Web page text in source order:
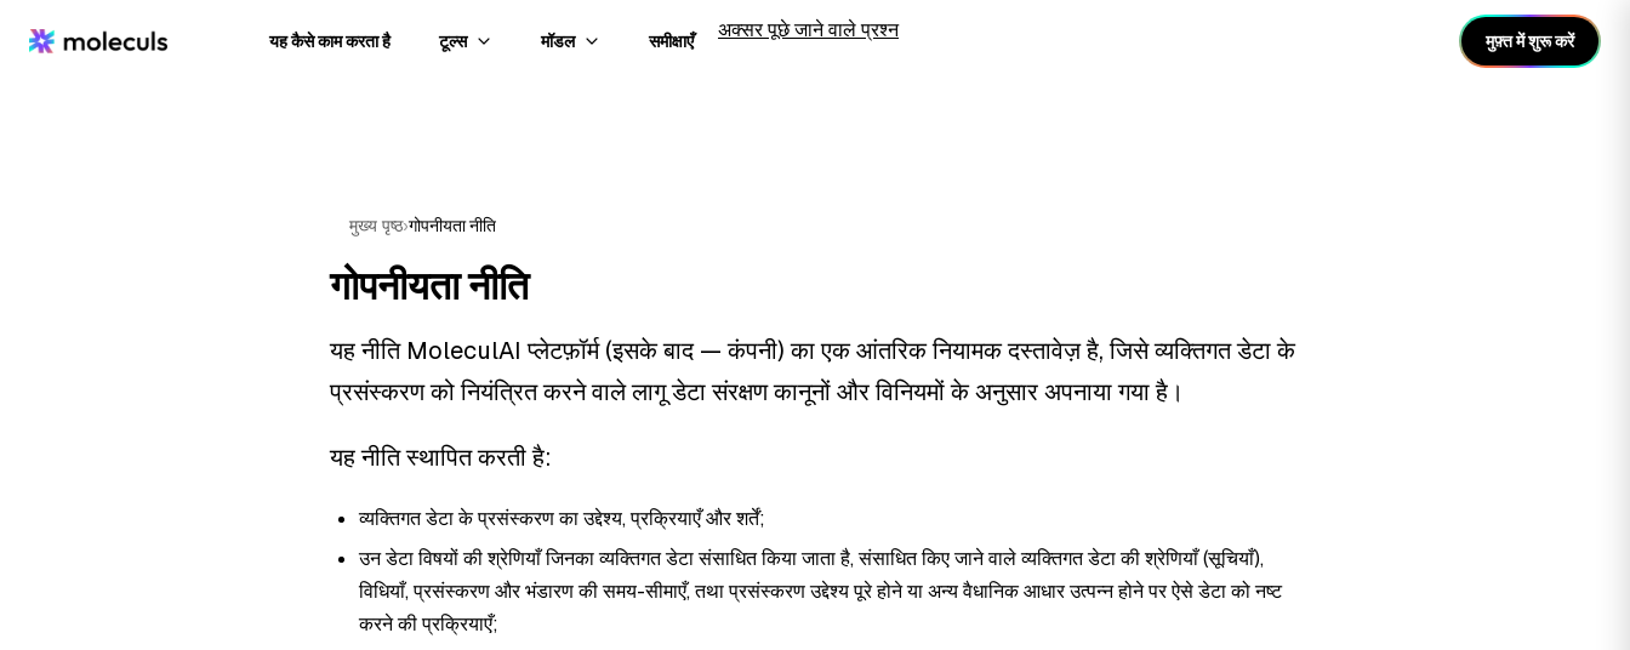
यह कैसे काम करता है टूल्स मॉडल समीक्षाएँ अक्सर पूछे जाने वाले प्रश्न मुफ़्त में शुरू करें
मुख्य पृष्ठ›गोपनीयता नीति
गोपनीयता नीति
यह नीति MoleculAI प्लेटफ़ॉर्म (इसके बाद — कंपनी) का एक आंतरिक नियामक दस्तावेज़ है, जिसे व्यक्तिगत डेटा के
प्रसंस्करण को नियंत्रित करने वाले लागू डेटा संरक्षण कानूनों और विनियमों के अनुसार अपनाया गया है।
यह नीति स्थापित करती है:
व्यक्तिगत डेटा के प्रसंस्करण का उद्देश्य, प्रक्रियाएँ और शर्तें;
उन डेटा विषयों की श्रेणियाँ जिनका व्यक्तिगत डेटा संसाधित किया जाता है, संसाधित किए जाने वाले व्यक्तिगत डेटा की श्रेणियाँ (सूचियाँ),
विधियाँ, प्रसंस्करण और भंडारण की समय-सीमाएँ, तथा प्रसंस्करण उद्देश्य पूरे होने या अन्य वैधानिक आधार उत्पन्न होने पर ऐसे डेटा को नष्ट
करने की प्रक्रियाएँ;